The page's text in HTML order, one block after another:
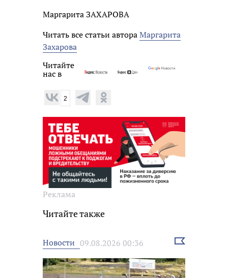
Маргарита ЗАХАРОВА
Читать все статьи автораМаргарита
Захарова
Читайте
нас в
2
Реклама
Читайте также
Новости 09.08.2026 00:36
Выбрать